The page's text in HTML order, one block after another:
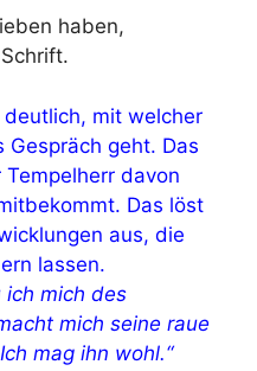
haben,
deutlich, mit welcher
Gespräch geht. Das
davon
Das löst
aus, die
lassen.
ich mich des
mich seine raue
mag ihn wohl.“